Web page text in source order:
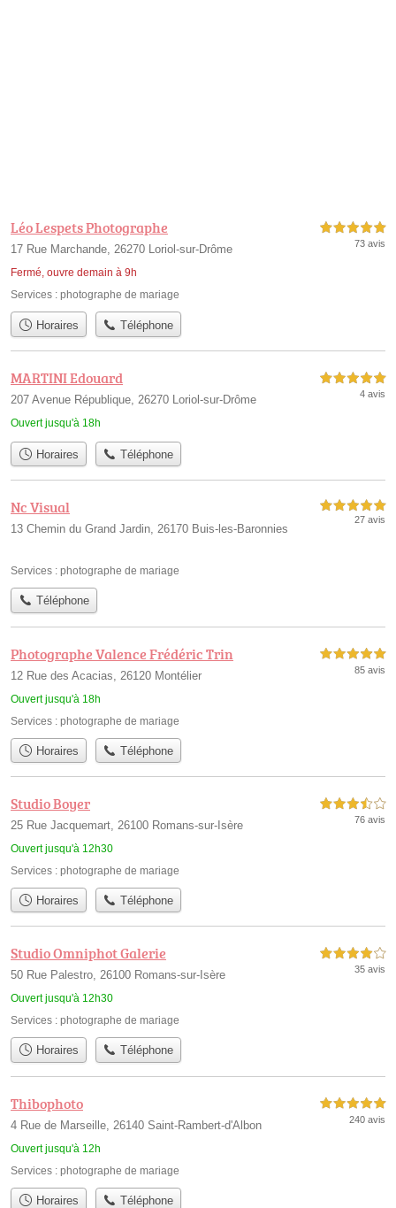
Léo Lespets Photographe
17 Rue Marchande, 26270 Loriol-sur-Drôme
Fermé, ouvre demain à 9h
5,0 étoiles sur 5
73 avis
Services : photographe de mariage
Horaires Téléphone
MARTINI Edouard
207 Avenue République, 26270 Loriol-sur-Drôme
Ouvert jusqu'à 18h
5,0 étoiles sur 5
4 avis
Horaires Téléphone
Nc Visual
13 Chemin du Grand Jardin, 26170 Buis-les-Baronnies
5,0 étoiles sur 5
27 avis
Services : photographe de mariage
Téléphone
Photographe Valence Frédéric Trin
12 Rue des Acacias, 26120 Montélier
Ouvert jusqu'à 18h
5,0 étoiles sur 5
85 avis
Services : photographe de mariage
Horaires Téléphone
Studio Boyer
25 Rue Jacquemart, 26100 Romans-sur-Isère
Ouvert jusqu'à 12h30
3,5 étoiles sur 5
76 avis
Services : photographe de mariage
Horaires Téléphone
Studio Omniphot Galerie
50 Rue Palestro, 26100 Romans-sur-Isère
Ouvert jusqu'à 12h30
4,0 étoiles sur 5
35 avis
Services : photographe de mariage
Horaires Téléphone
Thibophoto
4 Rue de Marseille, 26140 Saint-Rambert-d'Albon
Ouvert jusqu'à 12h
5,0 étoiles sur 5
240 avis
Services : photographe de mariage
Horaires Téléphone